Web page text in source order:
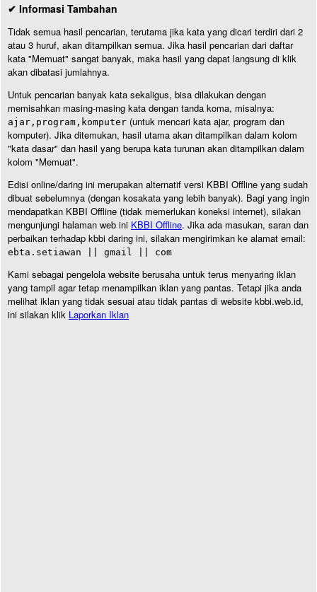
✔ Informasi Tambahan
Tidak semua hasil pencarian, terutama jika kata yang dicari terdiri dari 2
atau 3 huruf, akan ditampilkan semua. Jika hasil pencarian dari daftar
kata "Memuat" sangat banyak, maka hasil yang dapat langsung di klik
akan dibatasi jumlahnya.
Untuk pencarian banyak kata sekaligus, bisa dilakukan dengan
memisahkan masing-masing kata dengan tanda koma, misalnya:
ajar,program,komputer (untuk mencari kata ajar, program dan
komputer). Jika ditemukan, hasil utama akan ditampilkan dalam kolom
"kata dasar" dan hasil yang berupa kata turunan akan ditampilkan dalam
kolom "Memuat".
Edisi online/daring ini merupakan alternatif versi KBBI Offline yang sudah
dibuat sebelumnya (dengan kosakata yang lebih banyak). Bagi yang ingin
mendapatkan KBBI Offline (tidak memerlukan koneksi internet), silakan
mengunjungi halaman web ini KBBI Offline. Jika ada masukan, saran dan
perbaikan terhadap kbbi daring ini, silakan mengirimkan ke alamat email:
ebta.setiawan || gmail || com
Kami sebagai pengelola website berusaha untuk terus menyaring iklan
yang tampil agar tetap menampilkan iklan yang pantas. Tetapi jika anda
melihat iklan yang tidak sesuai atau tidak pantas di website kbbi.web.id,
ini silakan klik Laporkan Iklan